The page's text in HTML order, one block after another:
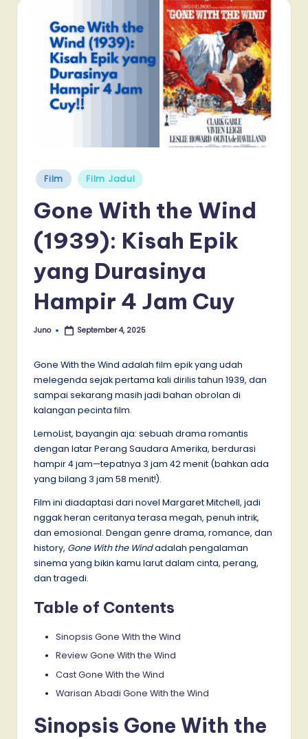
Posted
in
Film Film Jadul
Gone With the Wind
(1939): Kisah Epik
yang Durasinya
Hampir 4 Jam Cuy
Posted
Juno September 4, 2025
Gone With the Wind adalah film epik yang udah
melegenda sejak pertama kali dirilis tahun 1939, dan
sampai sekarang masih jadi bahan obrolan di
kalangan pecinta film.
LemoList, bayangin aja: sebuah drama romantis
dengan latar Perang Saudara Amerika, berdurasi
hampir 4 jam—tepatnya 3 jam 42 menit (bahkan ada
yang bilang 3 jam 58 menit!).
Film ini diadaptasi dari novel Margaret Mitchell, jadi
nggak heran ceritanya terasa megah, penuh intrik,
dan emosional. Dengan genre drama, romance, dan
history, Gone With the Windadalah pengalaman
sinema yang bikin kamu larut dalam cinta, perang,
dan tragedi.
Table of Contents
Sinopsis Gone With the Wind
Review Gone With the Wind
Cast Gone With the Wind
Warisan Abadi Gone With the Wind
Sinopsis Gone With the